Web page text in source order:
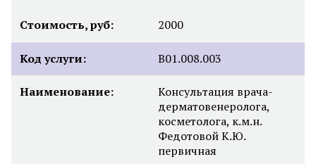
Стоимость, руб: 2000
Код услуги: B01.008.003
Наименование:
Консультация врача-
дерматовенеролога,
косметолога, к.м.н.
Федотовой К.Ю.
первичная